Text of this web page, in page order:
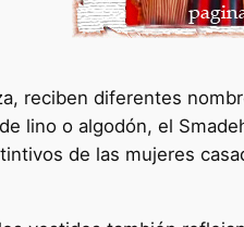
reciben diferentes
lino o algodón, el
de las mujeres